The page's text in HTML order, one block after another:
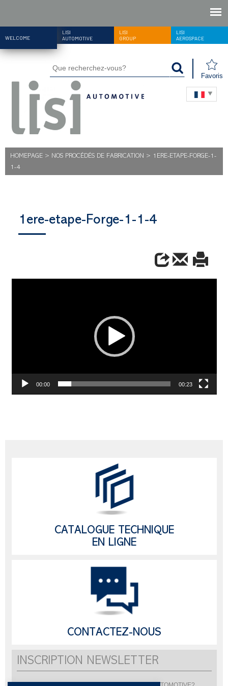
WELCOME
LISI
AUTOMOTIVE
LISI
GROUP
LISI
AEROSPACE
Favoris
HOMEPAGE > NOS PROCÉDÉS DE FABRICATION > 1ERE-ETAPE-FORGE-1-
1-4
1ere-etape-Forge-1-1-4
00:00 00:23
CATALOGUE TECHNIQUE
EN LIGNE
CONTACTEZ-NOUS
INSCRIPTION NEWSLETTER